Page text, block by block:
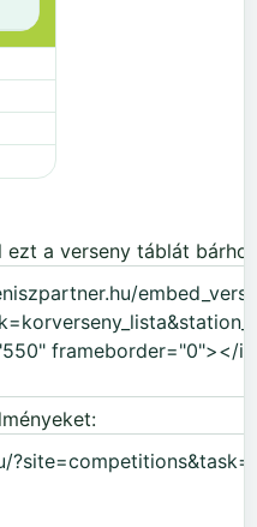
ezt a verseny táblát